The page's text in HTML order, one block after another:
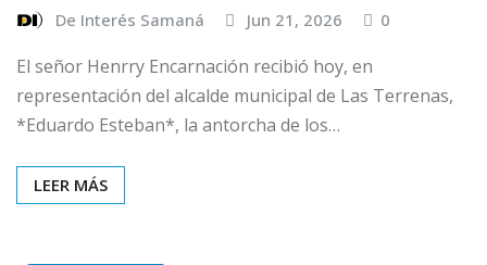
De Interés Samaná Jun 21, 2026 0
El señor Henrry Encarnación recibió hoy, en
representación del alcalde municipal de Las Terrenas,
*Eduardo Esteban*, la antorcha de los…
LEER MÁS